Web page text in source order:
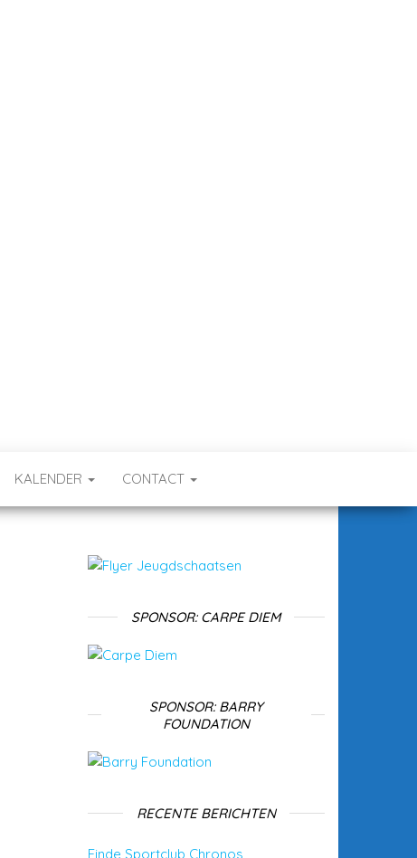
KALENDER CONTACT
SPONSOR: CARPE DIEM
SPONSOR: BARRY
FOUNDATION
RECENTE BERICHTEN
Einde Sportclub Chronos